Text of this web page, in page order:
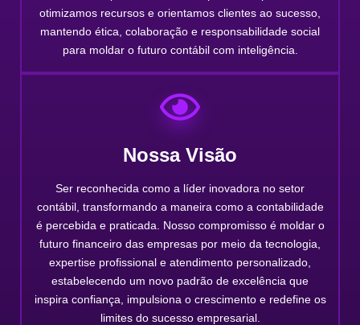
otimizamos recursos e orientamos clientes ao sucesso,
mantendo ética, colaboração e responsabilidade social
para moldar o futuro contábil com inteligência.
Nossa Visão
Ser reconhecida como a líder inovadora no setor
contábil, transformando a maneira como a contabilidade
é percebida e praticada. Nosso compromisso é moldar o
futuro financeiro das empresas por meio da tecnologia,
expertise profissional e atendimento personalizado,
estabelecendo um novo padrão de excelência que
inspira confiança, impulsiona o crescimento e redefine os
limites do sucesso empresarial.